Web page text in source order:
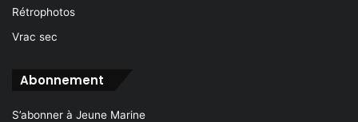
Rétrophotos
Vrac sec
Abonnement
S’abonner à Jeune Marine